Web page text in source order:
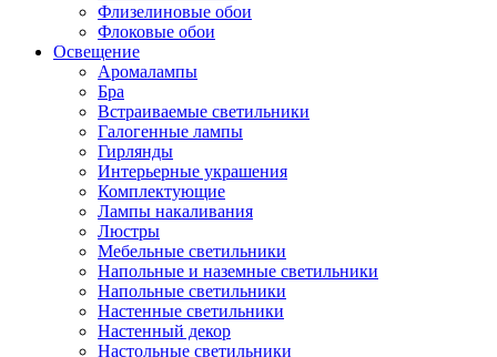
Флизелиновые обои
Флоковые обои
Освещение
Аромалампы
Бра
Встраиваемые светильники
Галогенные лампы
Гирлянды
Интерьерные украшения
Комплектующие
Лампы накаливания
Люстры
Мебельные светильники
Напольные и наземные светильники
Напольные светильники
Настенные светильники
Настенный декор
Настольные светильники